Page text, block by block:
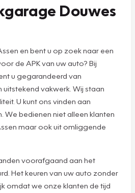
Douwes
en bent u op zoek naar een
de APK van uw auto? Bij
u gegarandeerd van
vakwerk. Wij staan
U kunt ons vinden aan
We bedienen niet alleen klanten
maar ook uit omliggende
voorafgaand aan het
Het keuren van uw auto zonder
omdat we onze klanten de tijd